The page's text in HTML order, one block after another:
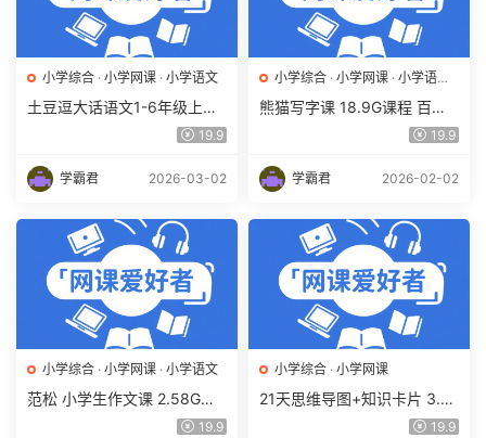
小学综合 · 小学网课 · 小学语文
土豆逗大话语文1-6年级上册
合集趣味动画课(人教 部编)百
19.9
学霸君 2026-03-02
小学综合 · 小学网课 · 小学语文
幼儿启蒙
熊猫写字课 18.9G课程 百度
网盘下载 学前教育/小学/亲子
19.9
学霸君 2026-02-02
小学综合 · 小学网课 · 小学语文
范松 小学生作文课 2.58G百
度网盘下载 快速提高小学生19.9
小学综合 · 小学网课
21天思维导图+知识卡片 3.4
6G课程百度网盘下载,XMind
19.9